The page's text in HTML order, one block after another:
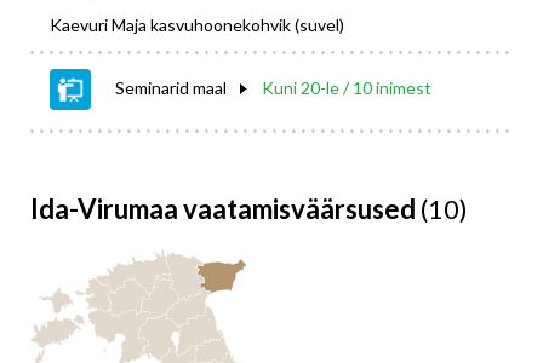
Kaevuri Maja kasvuhoonekohvik (suvel)
Seminarid maal Kuni 20-le / 10 inimest
Ida-Virumaa vaatamisväärsused (10)